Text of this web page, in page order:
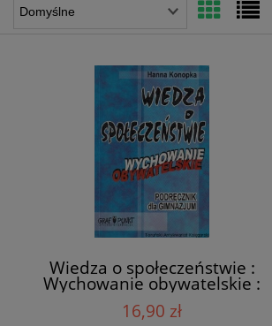
Wiedza o społeczeństwie :
Wychowanie obywatelskie :
Podręcznik dla gimnazjum /
Hanna Konopka
16,90 zł